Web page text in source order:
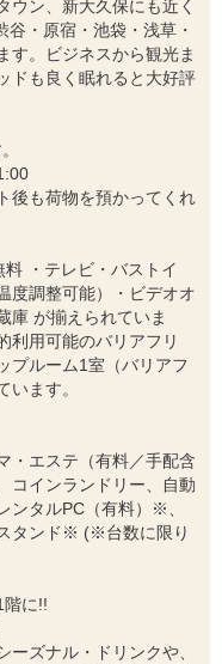
ウン、新大久保にも近く
・原宿・池袋・浅草・
す。ビジネスから観光ま
ドも良く眠れると大好評
後も荷物を預かってくれ
・テレビ・バストイ
度調整可能）・ビデオオ
庫 が揃えられていま
利用可能のバリアフリ
プルーム1室（バリアフ
います。
・エステ（有料／手配含
コインランドリー、自動
ンタルPC（有料）※、
タンド※ (※台数に限り
階に!!
ズナル・ドリンクや、